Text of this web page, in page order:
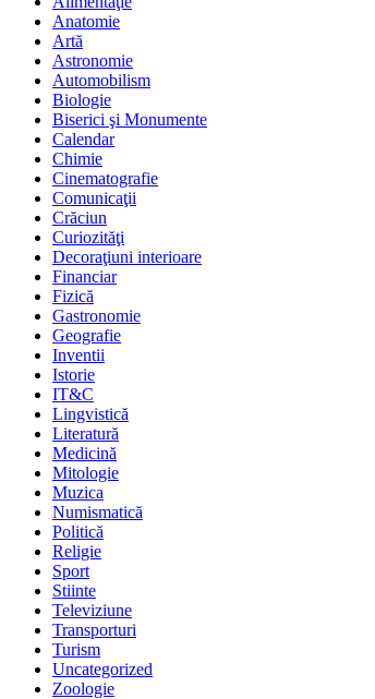
Anatomie
Artă
Astronomie
Automobilism
Biologie
Biserici şi Monumente
Calendar
Chimie
Cinematografie
Comunicaţii
Crăciun
Curiozităţi
Decoraţiuni interioare
Financiar
Fizică
Gastronomie
Geografie
Inventii
Istorie
IT&C
Lingvistică
Literatură
Medicină
Mitologie
Muzica
Numismatică
Politică
Religie
Sport
Stiinte
Televiziune
Transporturi
Turism
Uncategorized
Zoologie